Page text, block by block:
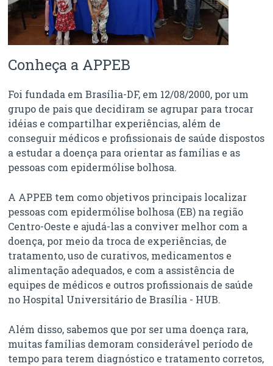
Conheça a APPEB
Foi fundada em Brasília-DF, em 12/08/2000, por um
grupo de pais que decidiram se agrupar para trocar
idéias e compartilhar experiências, além de
conseguir médicos e profissionais de saúde dispostos
a estudar a doença para orientar as famílias e as
pessoas com epidermólise bolhosa.
A APPEB tem como objetivos principais localizar
pessoas com epidermólise bolhosa (EB) na região
Centro-Oeste e ajudá-las a conviver melhor com a
doença, por meio da troca de experiências, de
tratamento, uso de curativos, medicamentos e
alimentação adequados, e com a assistência de
equipes de médicos e outros profissionais de saúde
no Hospital Universitário de Brasília - HUB.
Além disso, sabemos que por ser uma doença rara,
muitas famílias demoram considerável período de
tempo para terem diagnóstico e tratamento corretos,